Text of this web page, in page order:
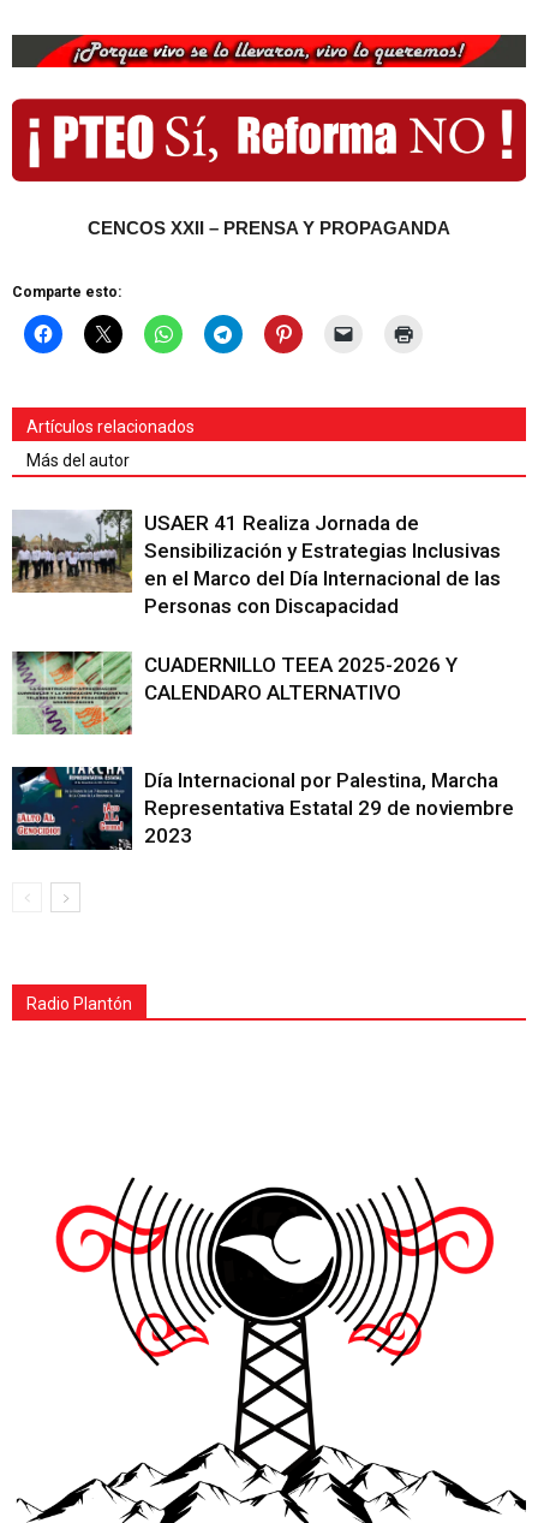
CENCOS XXII – PRENSA Y PROPAGANDA
Comparte esto:
Artículos relacionados
Más del autor
USAER 41 Realiza Jornada de
Sensibilización y Estrategias Inclusivas
en el Marco del Día Internacional de las
Personas con Discapacidad
CUADERNILLO TEEA 2025-2026 Y
CALENDARO ALTERNATIVO
Día Internacional por Palestina, Marcha
Representativa Estatal 29 de noviembre
2023
Radio Plantón